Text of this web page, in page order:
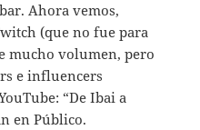
Ahora vemos,
(que no fue para
mucho volumen, pero
e influencers
“De Ibai a
en Público.